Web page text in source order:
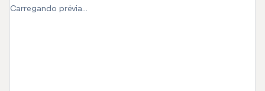
Carregando prévia...